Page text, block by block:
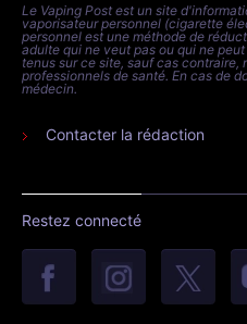
Le Vaping Post est un site
vaporisateur personnel (cigarette
personnel est une méthode de
adulte qui ne veut pas ou qui ne
tenus sur ce site, sauf cas contraire,
professionnels de santé. En cas de
médecin.
Contacter la rédaction
Restez connecté